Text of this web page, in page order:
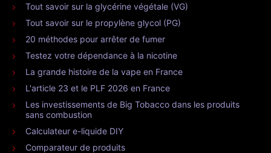
Tout savoir sur la glycérine végétale (VG)
Tout savoir sur le propylène glycol (PG)
20 méthodes pour arrêter de fumer
Testez votre dépendance à la nicotine
La grande histoire de la vape en France
L'article 23 et le PLF 2026 en France
Les investissements de Big Tobacco dans les produits
sans combustion
Calculateur e-liquide DIY
Comparateur de produits